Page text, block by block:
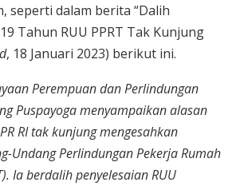
seperti dalam berita “Dalih
Tahun RUU PPRT Tak Kunjung
, 18 Januari 2023) berikut ini.
Perempuan dan Perlindungan
Puspayoga menyampaikan alasan
RI tak kunjung mengesahkan
Undang Perlindungan Pekerja Rumah
Ia berdalih penyelesaian RUU